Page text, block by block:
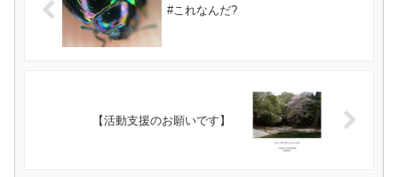
#これなんだ?
【活動支援のお願いです】